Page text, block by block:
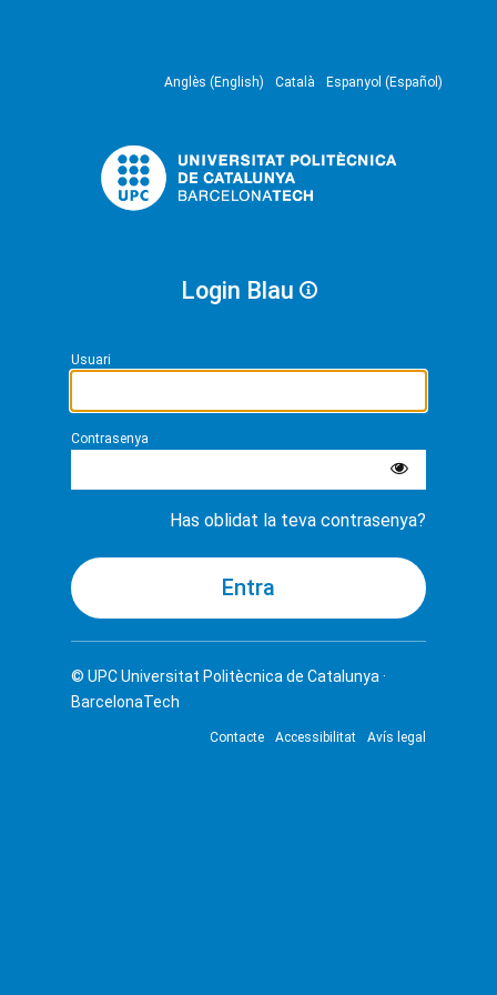
Anglès (English) Català Espanyol (Español)
Login Blau
Usuari
Contrasenya
Has oblidat la teva contrasenya?
© UPCUniversitat Politècnica de Catalunya ·
BarcelonaTech
Contacte Accessibilitat Avís legal